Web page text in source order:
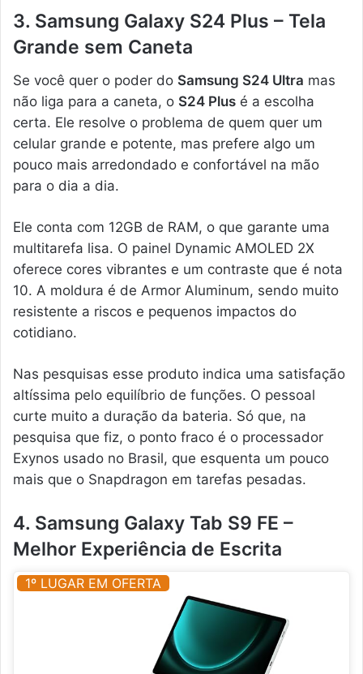
3. Samsung Galaxy S24 Plus – Tela
Grande sem Caneta
Se você quer o poder do Samsung S24 Ultra mas
não liga para a caneta, o S24 Plus é a escolha
certa. Ele resolve o problema de quem quer um
celular grande e potente, mas prefere algo um
pouco mais arredondado e confortável na mão
para o dia a dia.
Ele conta com 12GB de RAM, o que garante uma
multitarefa lisa. O painel Dynamic AMOLED 2X
oferece cores vibrantes e um contraste que é nota
10. A moldura é de Armor Aluminum, sendo muito
resistente a riscos e pequenos impactos do
cotidiano.
Nas pesquisas esse produto indica uma satisfação
altíssima pelo equilíbrio de funções. O pessoal
curte muito a duração da bateria. Só que, na
pesquisa que fiz, o ponto fraco é o processador
Exynos usado no Brasil, que esquenta um pouco
mais que o Snapdragon em tarefas pesadas.
4. Samsung Galaxy Tab S9 FE –
Melhor Experiência de Escrita
1º LUGAR EM OFERTA